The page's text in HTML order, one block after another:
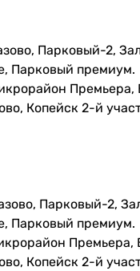
Парковый-2,
Парковый премиум.
Премьера,
Копейск 2-й
Парковый-2,
Парковый премиум.
Премьера,
Копейск 2-й